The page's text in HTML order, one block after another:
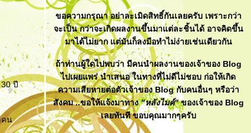
ปี
คน
ขอความกรุณา อย่าละเมิดสิทธิ์กันเลยครับ เพราะกว่า
จะเป็น กว่าจะเกิดผลงานขึ้นมาแต่ละชิ้นได้ อาจคิดขึ้น
มาได้ไม่ยาก แต่มันก็ลงมือทำไม่ง่ายเช่นเดียวกัน
ถ้าท่านผู้ใดไปพบว่า มีคนนำผลงานของเจ้าของ Blog
ไปเผยแพร่ นำเสนอ ในทางที่ไม่ดีไม่ชอบ ก่อให้เกิด
ความเสียหายต่อตัวเจ้าของ Blog กับคนอื่นๆ หรือว่า
สังคม ..ขอให้แจ้งมาทาง"หลังไมค์"ของเจ้าของ Blog
เลยทันที ขอบคุณมากๆครับ